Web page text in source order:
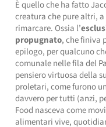
È quello che ha fatto
creatura che pure altri,
rimarcare. Ossia l’
propugnato, che finiva
epilogo, per qualcuno
comunale nelle fila del
pensiero virtuosa della
proletari, come furono
davvero per tutti (anzi,
Food nasceva come
alimentari vive,